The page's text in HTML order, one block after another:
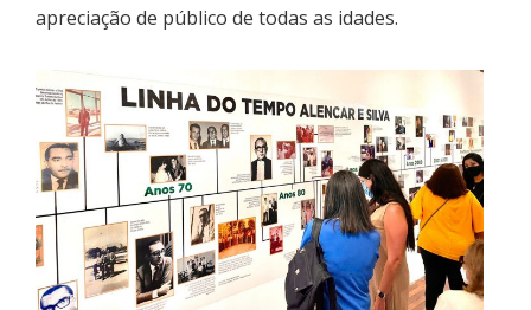
apreciação de público de todas as idades.